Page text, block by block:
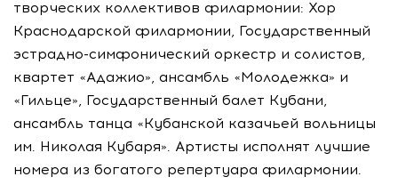
творческих коллективов филармонии: Хор
Краснодарской филармонии, Государственный
эстрадно-симфонический оркестр и солистов,
квартет «Адажио», ансамбль «Молодежка» и
«Гильце», Государственный балет Кубани,
ансамбль танца «Кубанской казачьей вольницы
им. Николая Кубаря». Артисты исполнят лучшие
номера из богатого репертуара филармонии.